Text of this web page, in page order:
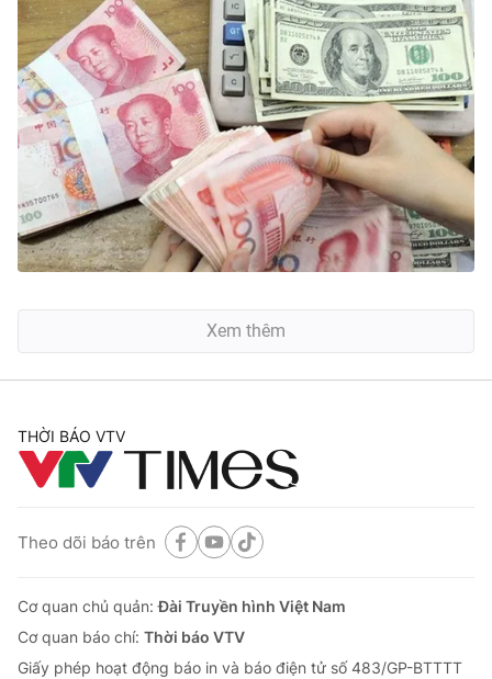
Xem thêm
THỜI BÁO VTV
Theo dõi báo trên
Cơ quan chủ quản:Đài Truyền hình Việt Nam
Cơ quan báo chí: Thời báo VTV
Giấy phép hoạt động báo in và báo điện tử số 483/GP-BTTTT